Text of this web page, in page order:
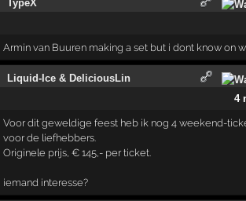
TypeX
Armin van Buuren making a set but i dont know on
Liquid-Ice & DeliciousLin
4
Voor dit geweldige feest heb ik nog 4 weekend-
voor de liefhebbers.
Originele prijs, € 145,- per ticket.
iemand interesse?